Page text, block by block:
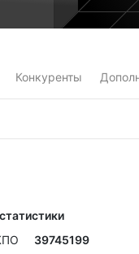
Конкуренты
39745199